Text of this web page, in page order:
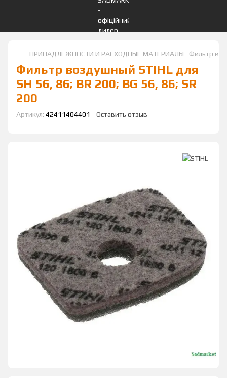
ПРИНАДЛЕЖНОСТИ И РАСХОДНЫЕ МАТЕРИАЛЫ Фильтр
Фильтр воздушный STIHL для
SH 56, 86; BR 200; BG 56, 86; SR
200
Артикул: 42411404401 Оставить отзыв